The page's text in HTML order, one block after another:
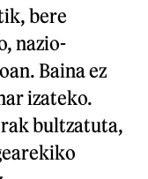
bere
nazio-
Baina ez
izateko.
bultzatuta,